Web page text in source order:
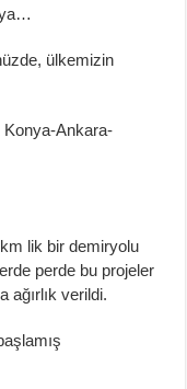
ülkemizin
Konya-Ankara-
km lik bir demiryolu
perde bu projeler
ağırlık verildi.